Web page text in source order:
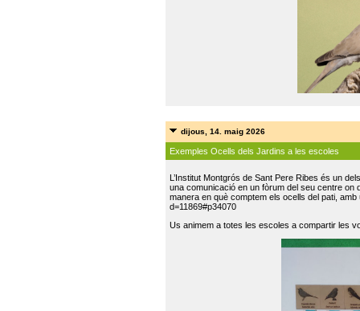
dijous, 14. maig 2026
Exemples Ocells dels Jardins a les escoles
L’Institut Montgrós de Sant Pere Ribes és un
una comunicació en un fòrum del seu centre on
manera en què comptem els ocells del pati,
d=11869#p34070
Us animem a totes les escoles a compartir les